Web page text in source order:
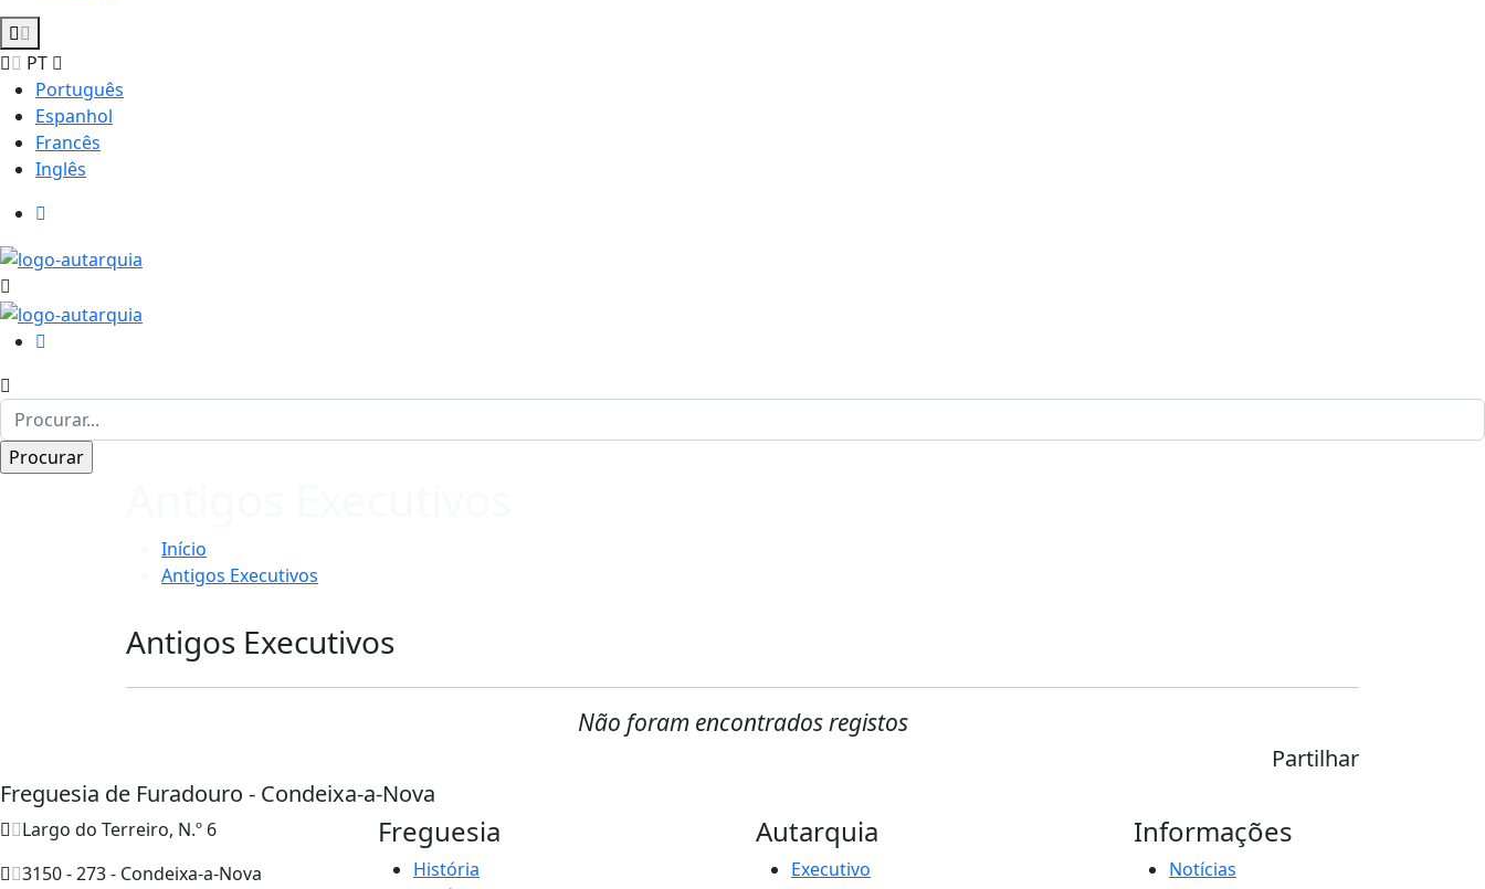
PT
Português
Espanhol
Francês
Inglês
Início
Antigos Executivos
Antigos Executivos
Não foram encontrados registos
Partilhar
Freguesia de Furadouro - Condeixa-a-Nova
Largo do Terreiro, N.º 6
3150 - 273 - Condeixa-a-Nova
Freguesia
História
Autarquia
Executivo
Informações
Notícias